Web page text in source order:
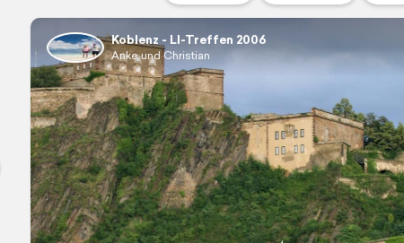
Koblenz - LI-Treffen 2006
Anke und Christian